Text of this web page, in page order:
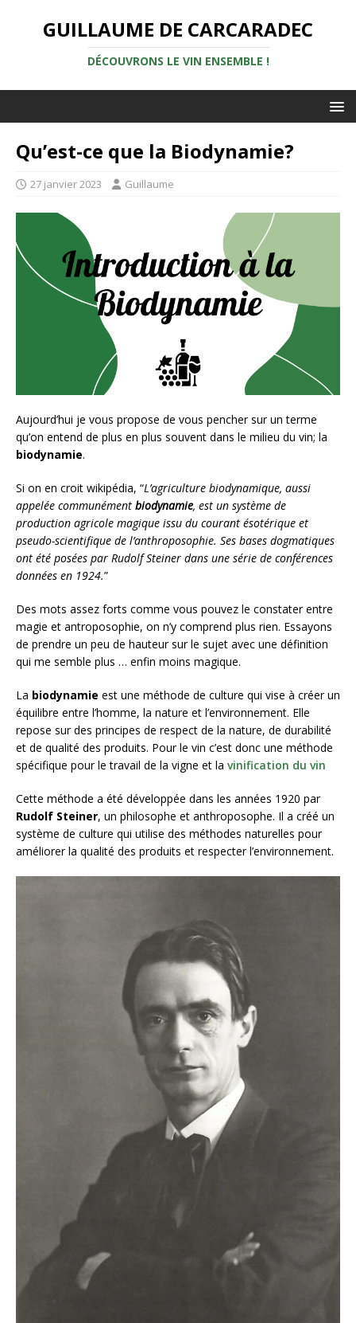
GUILLAUME DE CARCARADEC
DÉCOUVRONS LE VIN ENSEMBLE !
Qu’est-ce que la Biodynamie?
27 janvier 2023 Guillaume
Aujourd’hui je vous propose de vous pencher sur un terme
qu’on entend de plus en plus souvent dans le milieu du vin; la
biodynamie.
Si on en croit wikipédia, “L’agriculture biodynamique, aussi
appelée communément biodynamie, est un système de
production agricole magique issu du courant ésotérique et
pseudo-scientifique de l’anthroposophie. Ses bases dogmatiques
ont été posées par Rudolf Steiner dans une série de conférences
données en 1924.”
Des mots assez forts comme vous pouvez le constater entre
magie et antroposophie, on n’y comprend plus rien. Essayons
de prendre un peu de hauteur sur le sujet avec une définition
qui me semble plus … enfin moins magique.
La biodynamie est une méthode de culture qui vise à créer un
équilibre entre l’homme, la nature et l’environnement. Elle
repose sur des principes de respect de la nature, de durabilité
et de qualité des produits. Pour le vin c’est donc une méthode
spécifique pour le travail de la vigne et la vinification du vin
Cette méthode a été développée dans les années 1920 par
Rudolf Steiner, un philosophe et anthroposophe. Il a créé un
système de culture qui utilise des méthodes naturelles pour
améliorer la qualité des produits et respecter l’environnement.